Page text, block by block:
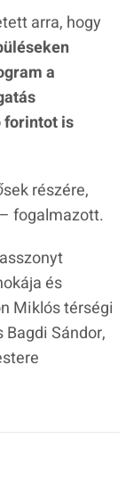
arra, hogy
a
forintot is
részére,
– fogalmazott.
és
Miklós térségi
Sándor,